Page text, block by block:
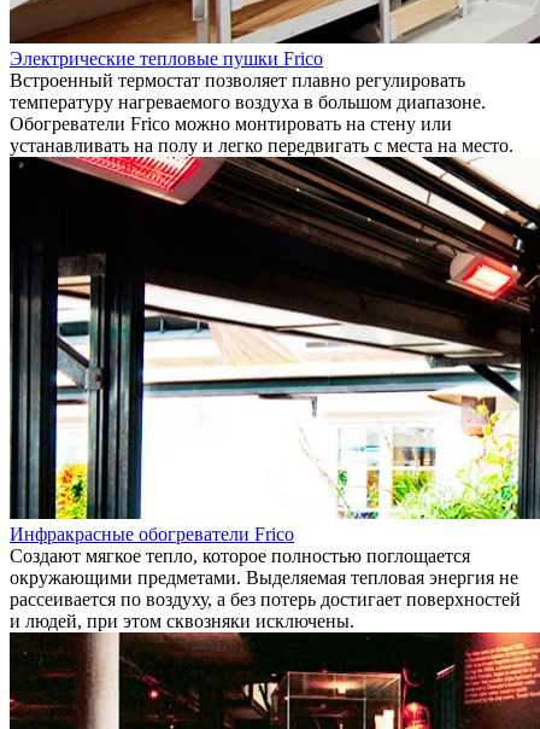
Электрические тепловые пушки Frico
Встроенный термостат позволяет плавно регулировать
температуру нагреваемого воздуха в большом диапазоне.
Обогреватели Frico можно монтировать на стену или
устанавливать на полу и легко передвигать с места на место.
Инфракрасные обогреватели Frico
Создают мягкое тепло, которое полностью поглощается
окружающими предметами. Выделяемая тепловая энергия не
рассеивается по воздуху, а без потерь достигает поверхностей
и людей, при этом сквозняки исключены.